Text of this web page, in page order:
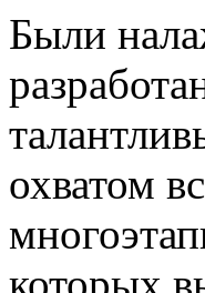
Были
охватом
которых